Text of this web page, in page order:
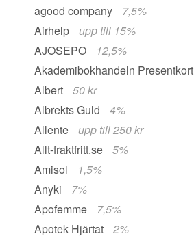
agood company
7,5%
Airhelp
upp till 15%
AJOSEPO
12,5%
Akademibokhandeln Presentkort
Albert
50 kr
Albrekts Guld
4%
Allente
upp till 250 kr
Allt-fraktfritt.se
5%
Amisol
1,5%
Anyki
7%
Apofemme
7,5%
Apotek Hjärtat
2%